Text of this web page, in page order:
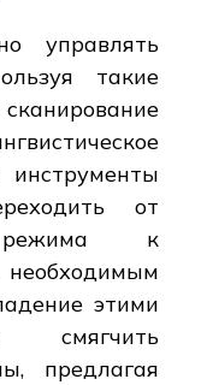
управлять
такие
от
режима к
этими
смягчить
предлагая